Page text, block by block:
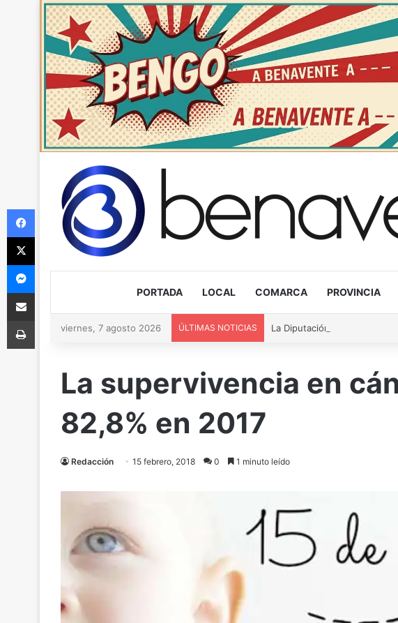
PORTADA LOCAL COMARCA PROVINCIA
viernes, 7 agosto 2026 ÚLTIMAS NOTICIAS
La supervivencia en
82,8% en 2017
Redacción 15 febrero, 2018 0 1 minuto leído
Facebook